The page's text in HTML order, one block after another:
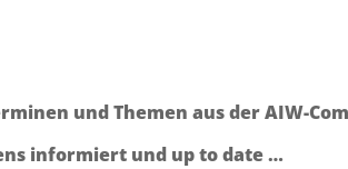
und Themen aus der AIW-
informiert und up to date …